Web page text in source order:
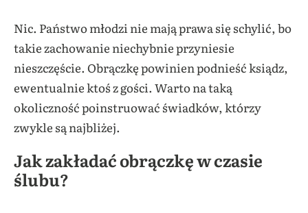
Nic. Państwo młodzi nie mają prawa się schylić, bo
takie zachowanie niechybnie przyniesie
nieszczęście. Obrączkę powinien podnieść ksiądz,
ewentualnie ktoś z gości. Warto na taką
okoliczność poinstruować świadków, którzy
zwykle są najbliżej.
Jak zakładać obrączkę w czasie
ślubu?